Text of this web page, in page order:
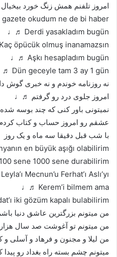
امروز تلفنم همش زنگ خورد
gazete okudum ne de bi haber ♬♩
Derdi yasakladım bugün ♬♩
Kaç öpücük olmuş inanamazsın ♬♩
Aşkı hesapladım bugün ♬♩
Dün geceyle tam 3 ay 1 gün ♬♩
نه روزنامه خوندم و نه خبری گوش
امروز جلوی درد رو گرفتم ♬♩
نمیتونی باور کنی که چند بوسه
عشقم رو امروز حساب و کتاب
با شب قبل دقیقا سه ماه و یک
en büyük aşığı olabilirim ♬♩
sene 1000 sene durabilirim ♬♩
Mecnun’u Ferhat’ı Aslı’yı ♬♩
Kerem’i bilmem ama ♬♩
iki gözüm kapalı bulabilirim ♬♩
من میتونم بزرگترین عاشق دنیا
من میتونم تو آغوشت صد سال
من لیلا و مجنون و فرهاد و آسلی
میتونم چشم بسته راه بغداد رو